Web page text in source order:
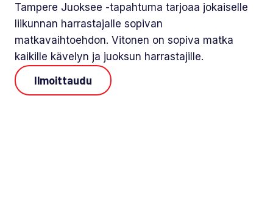
Tampere Juoksee -tapahtuma tarjoaa jokaiselle
liikunnan harrastajalle sopivan
matkavaihtoehdon. Vitonen on sopiva matka
kaikille kävelyn ja juoksun harrastajille.
Ilmoittaudu